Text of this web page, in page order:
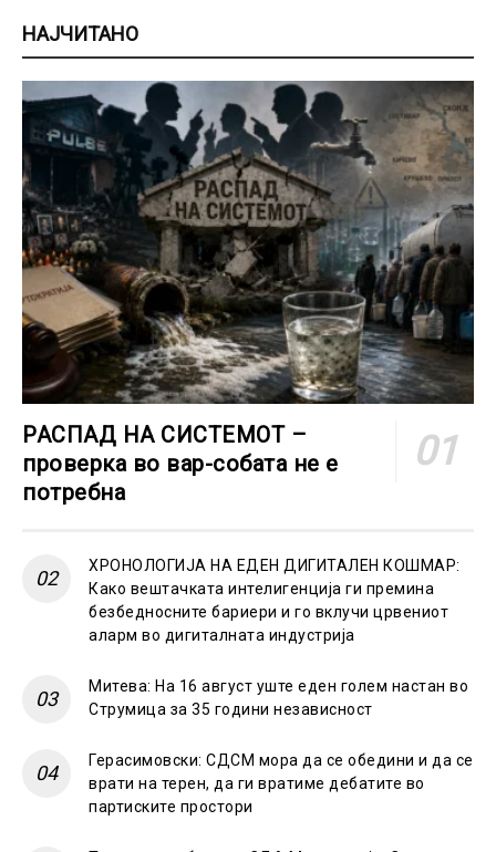
НАЈЧИТАНО
РАСПАД НА СИСТЕМОТ –
проверка во вар-собата не е
потребна
ХРОНОЛОГИЈА НА ЕДЕН ДИГИТАЛЕН КОШМАР:
Како вештачката интелигенција ги премина
безбедносните бариери и го вклучи црвениот
аларм во дигиталната индустрија
Митева: На 16 август уште еден голем настан во
Струмица за 35 години независност
Герасимовски: СДСМ мора да се обедини и да се
врати на терен, да ги вратиме дебатите во
партиските простори